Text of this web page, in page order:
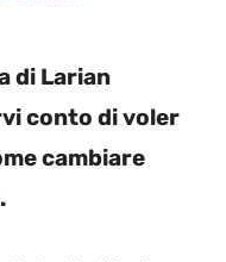
di Larian
conto di voler
cambiare